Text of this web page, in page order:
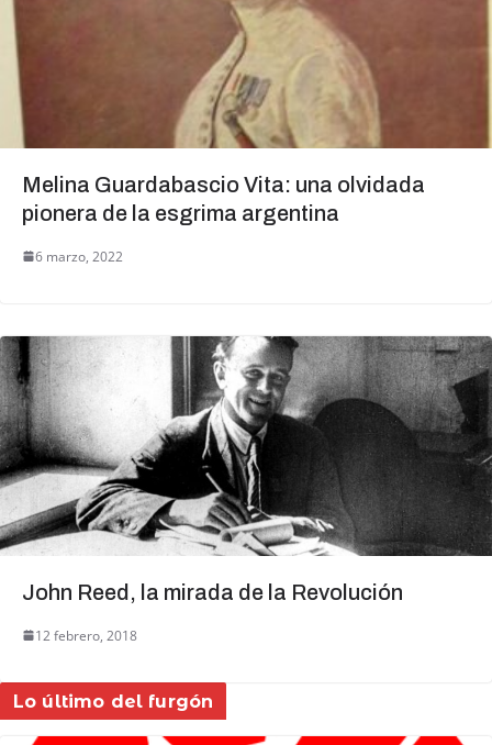
Melina Guardabascio Vita: una olvidada
pionera de la esgrima argentina
6 marzo, 2022
John Reed, la mirada de la Revolución
12 febrero, 2018
Lo último del furgón